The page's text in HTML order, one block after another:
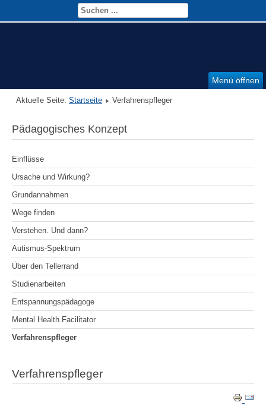
Menü öffnen
Aktuelle Seite: Startseite Verfahrenspfleger
Pädagogisches Konzept
Einflüsse
Ursache und Wirkung?
Grundannahmen
Wege finden
Verstehen. Und dann?
Autismus-Spektrum
Über den Tellerrand
Studienarbeiten
Entspannungspädagoge
Mental Health Facilitator
Verfahrenspfleger
Verfahrenspfleger